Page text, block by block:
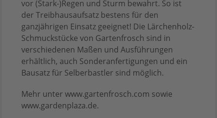
vor (Stark-)Regen und Sturm bewahrt. So ist
der Treibhausaufsatz bestens für den
ganzjährigen Einsatz geeignet! Die Lärchenholz-
Schmuckstücke von Gartenfrosch sind in
verschiedenen Maßen und Ausführungen
erhältlich, auch Sonderanfertigungen und ein
Bausatz für Selberbastler sind möglich.
Mehr unter www.gartenfrosch.com sowie
www.gardenplaza.de.